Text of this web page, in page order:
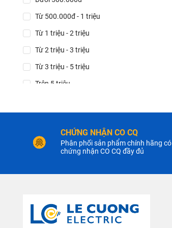
Từ 500.000đ - 1 triệu
Từ 1 triệu - 2 triệu
Từ 2 triệu - 3 triệu
Từ 3 triệu - 5 triệu
Trên 5 triệu
CHỨNG NHẬN CO CQ
Phân phối sản phẩm chính hãng có
chứng nhận CO CQ đầy đủ